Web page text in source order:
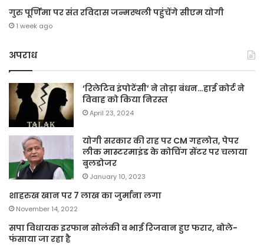
गुरु पूर्णिमा पर संत रविदास जन्मस्थली पहुंचेंगे सीएम योगी
1 week ago
अपराध
‘रिलेटिव इंपोटेंसी’ ने तोड़ा बंधन…हाई कोर्ट ने
विवाह को किया निरस्त
April 23, 2024
योगी सरकार की राह पर CM गहलोत, पेपर
लीक मास्टरमाइंड के कोचिंग सेंटर पर चलाया
बुलडोजर
January 10, 2023
शाहरुख खान पर 7 लाख का जुर्माना लगा
November 14, 2022
सपा विधायक इरफान सोलंकी व भाई रिजवान हुए फरार, बोले-
फंसाया जा रहा है